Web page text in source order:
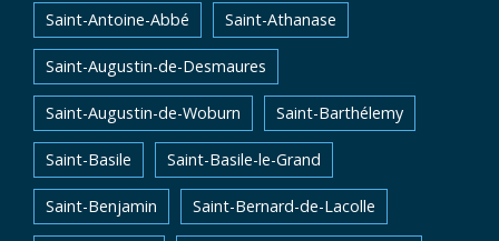
Saint-Antoine-Abbé Saint-Athanase
Saint-Augustin-de-Desmaures
Saint-Augustin-de-Woburn Saint-Barthélemy
Saint-Basile Saint-Basile-le-Grand
Saint-Benjamin Saint-Bernard-de-Lacolle